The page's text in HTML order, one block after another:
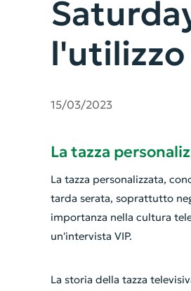
15/03/2023
La tazza
La tazza personalizzata,
tarda serata, soprattutto
importanza nella cultura
un'intervista VIP.
La storia della tazza